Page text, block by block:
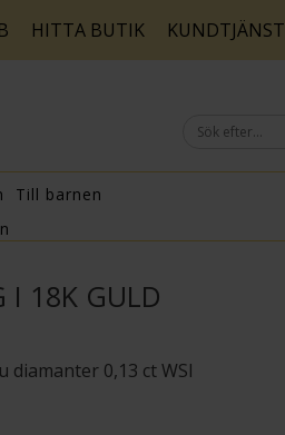
HITTA BUTIK KUNDTJÄNST
Till barnen
I 18K GULD
diamanter 0,13 ct WSI